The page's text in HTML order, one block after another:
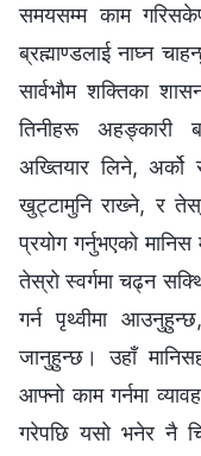
समयसम्म काम
ब्रह्माण्डलाई नाघ्‍न
सार्वभौम शक्तिका
तिनीहरू अहङ्कारी
अख्तियार लिने, अर्को
खुट्टामुनि राख्‍ने, र
प्रयोग गर्नुभएको
तेस्रो स्वर्गमा चढ्न
गर्न पृथ्वीमा
जानुहुन्छ। उहाँ
आफ्नो काम गर्नमा
गरेपछि यसो भनेर नै